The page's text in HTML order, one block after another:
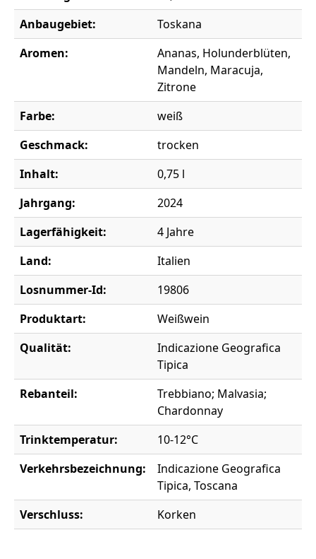
Anbaugebiet:
Toskana
Aromen:
Ananas, Holunderblüten,
Mandeln, Maracuja,
Zitrone
Farbe:
weiß
Geschmack:
trocken
Inhalt:
0,75 l
Jahrgang:
2024
Lagerfähigkeit:
4 Jahre
Land:
Italien
Losnummer-Id:
19806
Produktart:
Weißwein
Qualität:
Indicazione Geografica
Tipica
Rebanteil:
Trebbiano; Malvasia;
Chardonnay
Trinktemperatur:
10-12°C
Verkehrsbezeichnung:
Indicazione Geografica
Tipica, Toscana
Verschluss:
Korken